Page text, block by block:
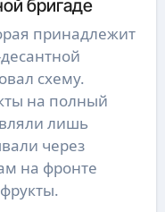
бригаде
принадлежит
схему.
на полный
лишь
через
на фронте